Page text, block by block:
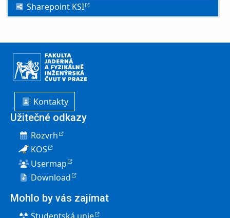
Sharepoint KSI
Kontakty
Užitečné odkazy
Rozvrh
KOS
Usermap
Download
Mohlo by vás zajímat